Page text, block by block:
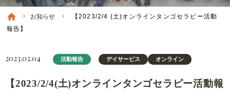
お知らせ
【2023/2/4 (土)オンラインタンゴセラピー活動
報告】
2023.02.04 活動報告 デイサービス オンライン
【2023/2/4(土)オンラインタンゴセラピー活動報